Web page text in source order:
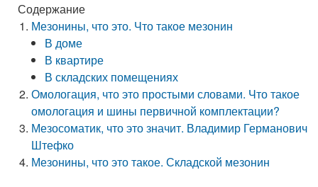
Содержание
Мезонины, что это. Что такое мезонин
В доме
В квартире
В складских помещениях
Омологация, что это простыми словами. Что такое
омологация и шины первичной комплектации?
Мезосоматик, что это значит. Владимир Германович
Штефко
Мезонины, что это такое. Складской мезонин